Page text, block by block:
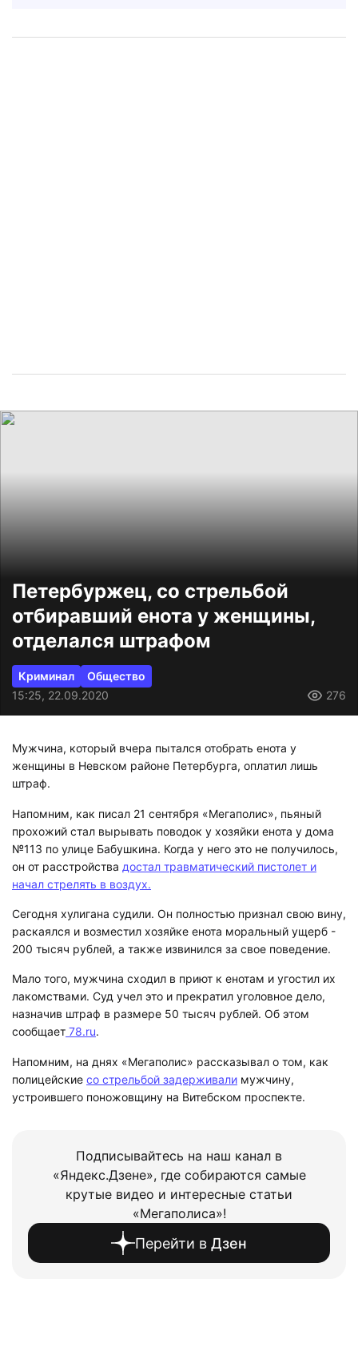
Петербуржец, со стрельбой
отбиравший енота у женщины,
отделался штрафом
Криминал
Общество
15:25, 22.09.2020
276
Мужчина, который вчера пытался отобрать енота у
женщины в Невском районе Петербурга, оплатил лишь
штраф.
Напомним, как писал 21 сентября «Мегаполис», пьяный
прохожий стал вырывать поводок у хозяйки енота у дома
№113 по улице Бабушкина. Когда у него это не получилось,
он от расстройства достал травматический пистолет и
начал стрелять в воздух.
Сегодня хулигана судили. Он полностью признал свою вину,
раскаялся и возместил хозяйке енота моральный ущерб -
200 тысяч рублей, а также извинился за свое поведение.
Мало того, мужчина сходил в приют к енотам и угостил их
лакомствами. Суд учел это и прекратил уголовное дело,
назначив штраф в размере 50 тысяч рублей. Об этом
сообщает 78.ru.
Напомним, на днях «Мегаполис» рассказывал о том, как
полицейские со стрельбой задерживали мужчину,
устроившего поножовщину на Витебском проспекте.
Подписывайтесь на наш канал в
«Яндекс.Дзене», где собираются самые
крутые видео и интересные статьи
«Мегаполиса»!
Перейти в Дзен